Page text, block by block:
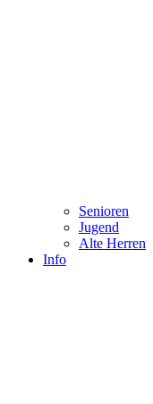
Senioren
Jugend
Alte Herren
Info